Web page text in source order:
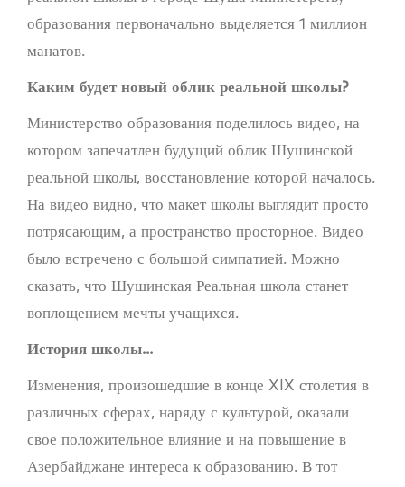
образования первоначально выделяется 1 миллион
манатов.
Каким будет новый облик реальной школы?
Министерство образования поделилось видео, на
котором запечатлен будущий облик Шушинской
реальной школы, восстановление которой началось.
На видео видно, что макет школы выглядит просто
потрясающим, а пространство просторное. Видео
было встречено с большой симпатией. Можно
сказать, что Шушинская Реальная школа станет
воплощением мечты учащихся.
История школы...
Изменения, произошедшие в конце XIX столетия в
различных сферах, наряду с культурой, оказали
свое положительное влияние и на повышение в
Азербайджане интереса к образованию. В тот